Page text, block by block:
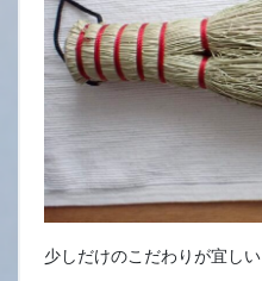
少しだけのこだわりが宜しい